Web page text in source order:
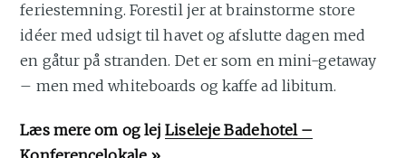
feriestemning. Forestil jer at brainstorme store
idéer med udsigt til havet og afslutte dagen med
en gåtur på stranden. Det er som en mini-getaway
– men med whiteboards og kaffe ad libitum.
Læs mere om og lejLiseleje Badehotel –